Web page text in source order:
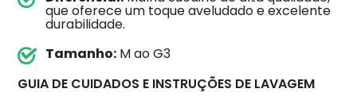
que oferece um toque aveludado e excelente
durabilidade.
Tamanho: M ao G3
GUIA DE CUIDADOS E INSTRUÇÕES DE LAVAGEM